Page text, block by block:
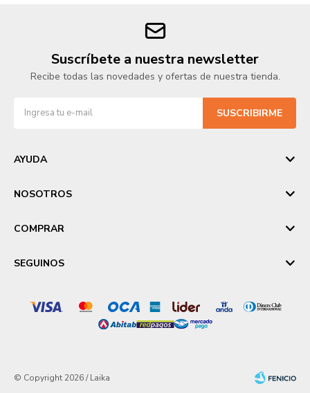
Suscríbete a nuestra newsletter
Recibe todas las novedades y ofertas de nuestra tienda.
SUSCRIBIRME
AYUDA
NOSOTROS
COMPRAR
SEGUINOS
© Copyright 2026 / Laika